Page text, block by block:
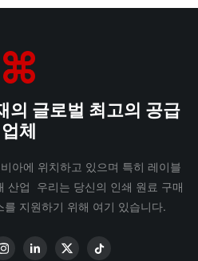
의 글로벌 최고의 공급
업체
아에 위치하고 있으며 특히 레이블
산업 우리는 당신의 인쇄 원료 구매
지원하기 위해 여기 있습니다.